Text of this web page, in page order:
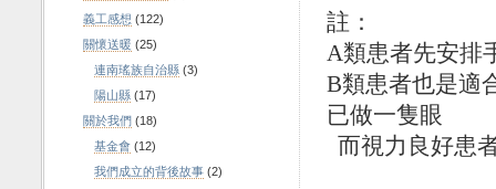
註：
A類患者先安排
B類患者也是適
已做一隻眼
而視力良好患
義工感想 (122)
關懷送暖 (25)
連南瑤族自治縣 (3)
陽山縣 (17)
關於我們 (18)
基金會 (12)
我們成立的背後故事 (2)